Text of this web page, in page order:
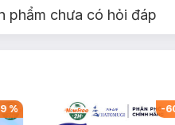
phẩm chưa có hỏi đáp
% -